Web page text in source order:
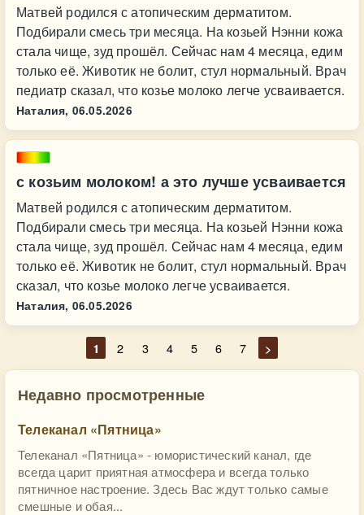
Матвей родился с атопическим дерматитом.
Подбирали смесь три месяца. На козьей Нэнни кожа
стала чище, зуд прошёл. Сейчас нам 4 месяца, едим
только её. Животик не болит, стул нормальный. Врач
педиатр сказал, что козье молоко легче усваивается.
Наталия, 06.05.2026
с козьим молоком! а это лучше усваивается
Матвей родился с атопическим дерматитом.
Подбирали смесь три месяца. На козьей Нэнни кожа
стала чище, зуд прошёл. Сейчас нам 4 месяца, едим
только её. Животик не болит, стул нормальный. Врач
сказал, что козье молоко легче усваивается.
Наталия, 06.05.2026
1 2 3 4 5 6 7 >
Недавно просмотренные
Телеканал «Пятница»
Телеканал «Пятница» - юмористический канал, где
всегда царит приятная атмосфера и всегда только
пятничное настроение. Здесь Вас ждут только самые
смешные и обая...